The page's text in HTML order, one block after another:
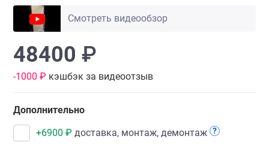
Смотреть видеообзор
48400 ₽
-1000 ₽ кэшбэк за видеоотзыв
Дополнительно
+6900 ₽ доставка, монтаж, демонтаж ?